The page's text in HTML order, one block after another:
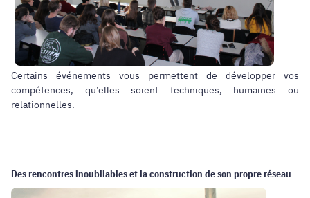
Certains événements vous permettent de développer vos
compétences, qu’elles soient techniques, humaines ou
relationnelles.
Des rencontres inoubliables et la construction de son propre réseau